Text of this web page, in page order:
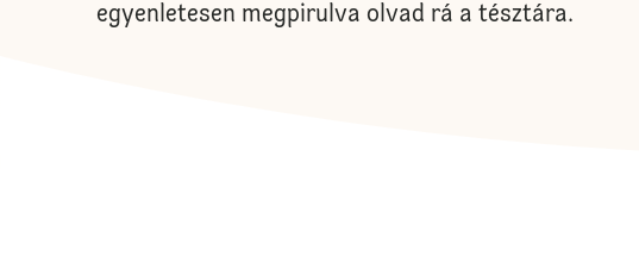
egyenletesen megpirulva olvad rá a tésztára.